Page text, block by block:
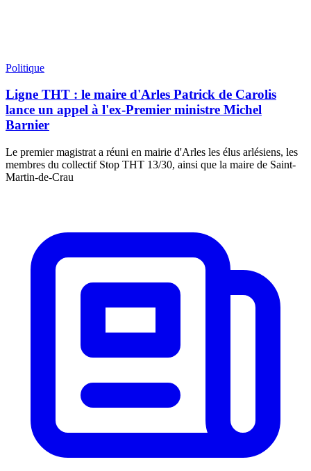
Politique
Ligne THT : le maire d'Arles Patrick de Carolis
lance un appel à l'ex-Premier ministre Michel
Barnier
Le premier magistrat a réuni en mairie d'Arles les élus arlésiens, les
membres du collectif Stop THT 13/30, ainsi que la maire de Saint-
Martin-de-Crau